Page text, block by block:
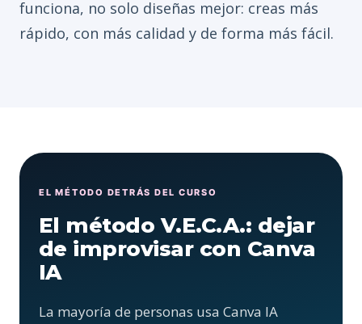
funciona, no solo diseñas mejor: creas más
rápido, con más calidad y de forma más fácil.
EL MÉTODO DETRÁS DEL CURSO
El método V.E.C.A.: dejar
de improvisar con Canva
IA
La mayoría de personas usa Canva IA